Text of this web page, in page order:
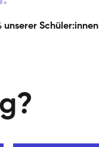
unserer Schüler:innen